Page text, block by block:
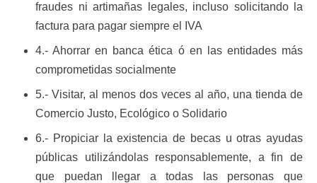
fraudes ni artimañas legales, incluso solicitando la
factura para pagar siempre el IVA
4.- Ahorrar en banca ética ó en las entidades más
comprometidas socialmente
5.- Visitar, al menos dos veces al año, una tienda de
Comercio Justo, Ecológico o Solidario
6.- Propiciar la existencia de becas u otras ayudas
públicas utilizándolas responsablemente, a fin de
que puedan llegar a todas las personas que